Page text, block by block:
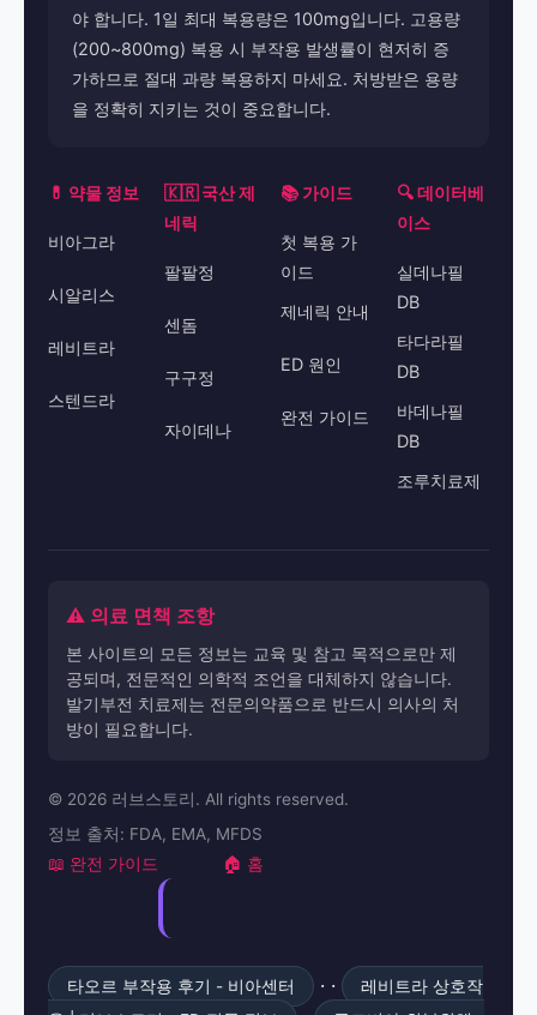
야 합니다. 1일 최대 복용량은 100mg입니다. 고용량
(200~800mg) 복용 시 부작용 발생률이 현저히 증
가하므로 절대 과량 복용하지 마세요. 처방받은 용량
을 정확히 지키는 것이 중요합니다.
💊 약물 정보
비아그라
시알리스
레비트라
스텐드라
🇰🇷 국산 제
네릭
팔팔정
센돔
구구정
자이데나
📚 가이드
첫 복용 가
이드
제네릭 안내
ED 원인
완전 가이드
🔍 데이터베
이스
실데나필
DB
타다라필
DB
바데나필
DB
조루치료제
⚠️ 의료 면책 조항
본 사이트의 모든 정보는 교육 및 참고 목적으로만 제
공되며, 전문적인 의학적 조언을 대체하지 않습니다.
발기부전 치료제는 전문의약품으로 반드시 의사의 처
방이 필요합니다.
© 2026 러브스토리. All rights reserved.
정보 출처: FDA, EMA, MFDS
📖 완전 가이드 🏠 홈
타오르 부작용 후기 - 비아센터 · ·
레비트라 상호작